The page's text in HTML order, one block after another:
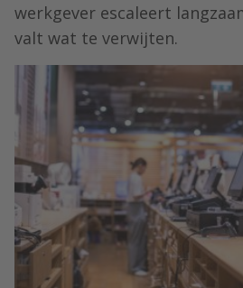
werkgever escaleert
valt wat te verwijten.